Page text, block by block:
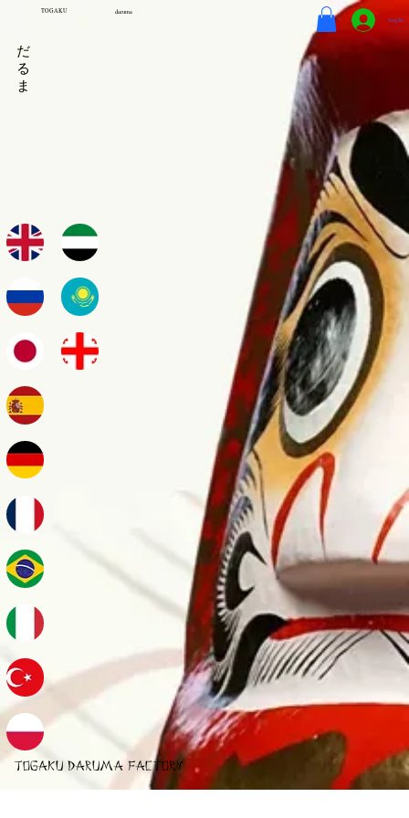
TOGAKU daruma
Log In
だ
る
ま
TOGAKU DARUMA FACTORY